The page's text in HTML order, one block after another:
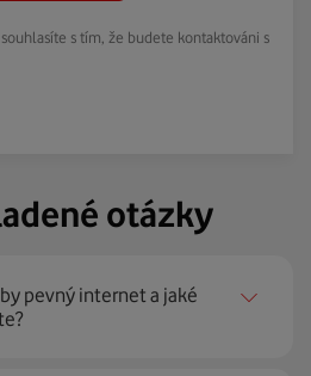
s tím, že budete kontaktováni s
otázky
pevný internet a jaké